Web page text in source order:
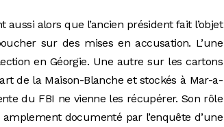
alors que l’ancien président fait l’objet
sur des mises en accusation. L’une
en Géorgie. Une autre sur les cartons
de la Maison-Blanche et stockés à Mar-a-
du FBI ne vienne les récupérer. Son rôle
documenté par l’enquête d’une